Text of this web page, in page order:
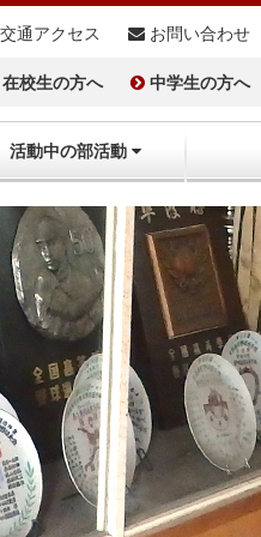
交通アクセス お問い合わせ
在校生の方へ 中学生の方へ
活動中の部活動